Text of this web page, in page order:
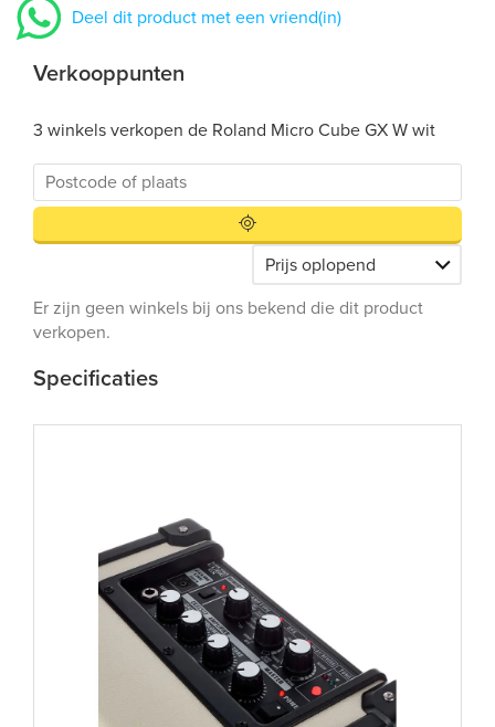
Deel dit product met een vriend(in)
Verkooppunten
3 winkels verkopen de Roland Micro Cube GX W wit
Er zijn geen winkels bij ons bekend die dit product
verkopen.
Specificaties